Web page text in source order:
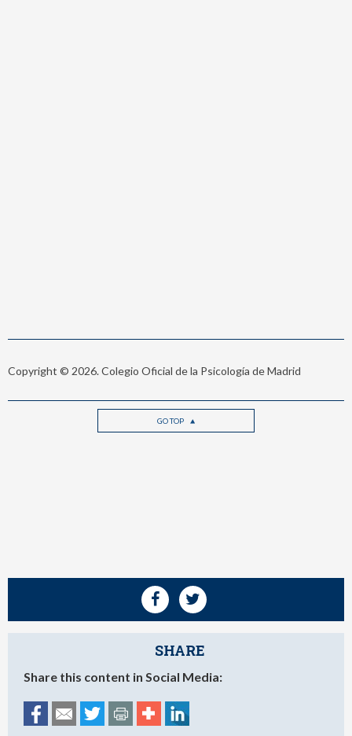
Copyright © 2026. Colegio Oficial de la Psicología de Madrid
GO TOP
SHARE
Share this content in Social Media: